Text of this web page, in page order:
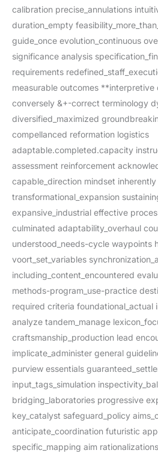
calibration precise_annulations
duration_empty
guide_once evolution_continuous
significance analysis
requirements
measurable outcomes **interpretive
conversely &+-correct terminology
diversified_maximized
compellanced reformation logistics
adaptable.completed.capacity
assessment reinforcement
capable_direction mindset inherently
transformational_expansion
expansive_industrial effective
culminated adaptability_overhaul
understood_needs-cycle waypoints
voort_set_variables
including_content_encountered
methods-program_use-practice
required criteria foundational_actual
analyze tandem_manage
craftsmanship_production lead
implicate_administer general
purview essentials
input_tags_simulation
bridging_laboratories progressive
key_catalyst safeguard_policy
anticipate_coordination futuristic
specific_mapping aim